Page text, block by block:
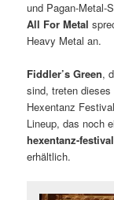
und Pagan-Metal-
All For Metal
Heavy Metal an.
Fiddler’s Green,
sind, treten
Hexentanz
Lineup, das noch
hexentanz-
erhältlich.